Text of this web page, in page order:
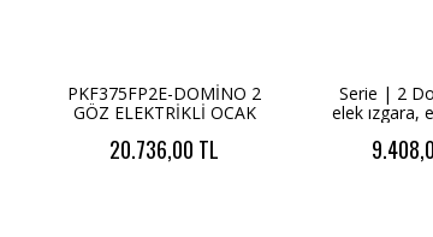
PKF375FP2E-DOMİNO 2
GÖZ ELEKTRİKLİ OCAK
20.736,00 TL
Serie | 2
elek ızgara,